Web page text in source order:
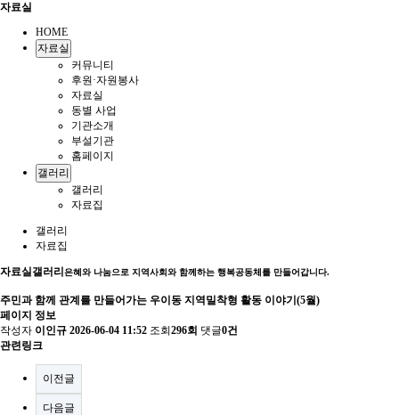
자료실
HOME
자료실
커뮤니티
후원·자원봉사
자료실
동별 사업
기관소개
부설기관
홈페이지
갤러리
갤러리
자료집
갤러리
자료집
자료실갤러리 은혜와 나눔으로 지역사회와 함께하는 행복공동체를 만들어갑니다.
주민과 함께 관계를 만들어가는 우이동 지역밀착형 활동 이야기(5월)
페이지 정보
작성자 이인규 2026-06-04 11:52 조회 296회 댓글0건
관련링크
이전글
다음글